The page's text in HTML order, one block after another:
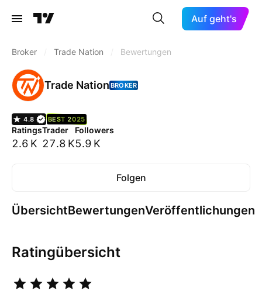
Auf geht's
Broker Trade Nation Bewertungen
Trade Nation BROKER
4.8 BEST 2025
Ratings
2.6 K
Trader
27.8 K
Followers
5.9 K
Folgen
ÜbersichtBewertungenVeröffentlichungen
Ratingübersicht